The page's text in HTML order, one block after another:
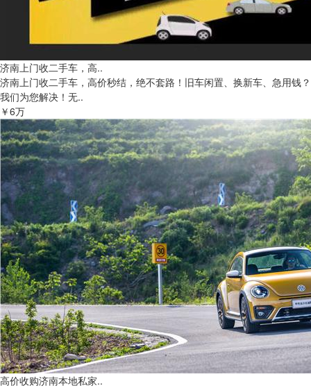
济南上门收二手车，高..
济南上门收二手车，高价秒结，绝不套路！旧车闲置、换新车、急用钱？
我们为您解决！无..
￥6万
高价收购济南本地私家..